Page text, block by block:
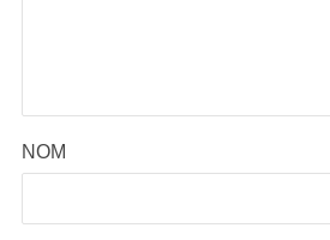
NOM